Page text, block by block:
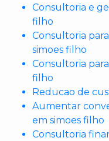
Consultoria e
filho
Consultoria
simoes filho
Consultoria
filho
Reducao de
Aumentar
em simoes filho
Consultoria